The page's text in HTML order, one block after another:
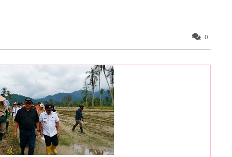
0